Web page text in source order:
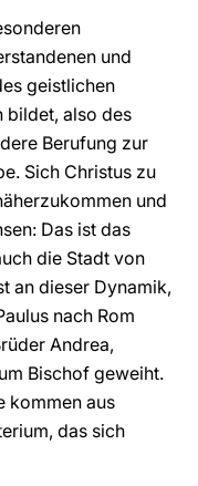
und
geistlichen
bildet, also des
Berufung zur
Sich Christus zu
und
Das ist das
die Stadt von
an dieser Dynamik,
nach Rom
Andrea,
Bischof geweiht.
kommen aus
das sich